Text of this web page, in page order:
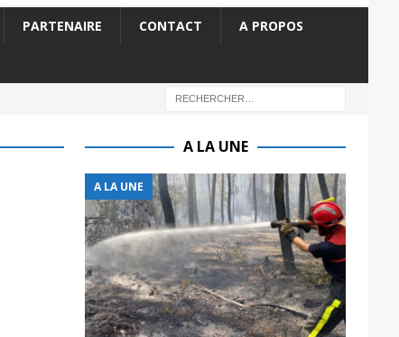
PARTENAIRE CONTACT A PROPOS
A LA UNE
A LA UNE